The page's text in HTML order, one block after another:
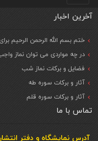
آخرین اخبار
ختم بسم الله الرحمن الرحیم
در چه مواردی می توان نماز
فضایل و برکات نماز شب
آثار و برکات سوره طه
آثار و برکات سوره قلم
تماس با ما
آدرس نمایشگاه و دفتر